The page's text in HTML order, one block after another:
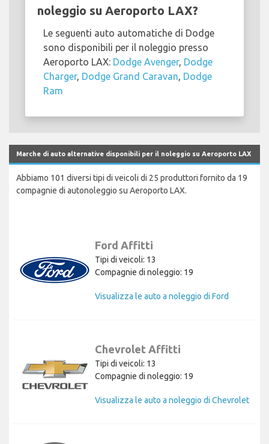
noleggio su Aeroporto LAX?
Le seguenti auto automatiche di Dodge
sono disponibili per il noleggio presso
Aeroporto LAX: Dodge Avenger, Dodge
Charger, Dodge Grand Caravan Dodge
Ram
Marche di auto alternative disponibili per il noleggio su Aeroporto LAX
Abbiamo 101 diversi tipi di veicoli di 25 produttori fornito da 19
compagnie di autonoleggio su Aeroporto LAX.
Ford Affitti
Tipi di veicoli: 13
Compagnie di noleggio: 19
Visualizza le auto a noleggio di Ford
Chevrolet Affitti
Tipi di veicoli: 13
Compagnie di noleggio: 19
Visualizza le auto a noleggio di Chevrolet